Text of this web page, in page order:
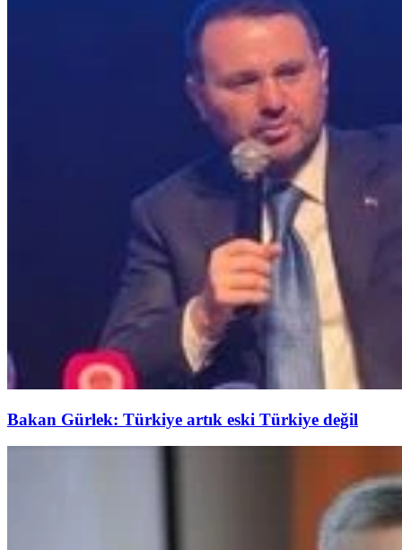
Bakan Gürlek: Türkiye artık eski Türkiye değil